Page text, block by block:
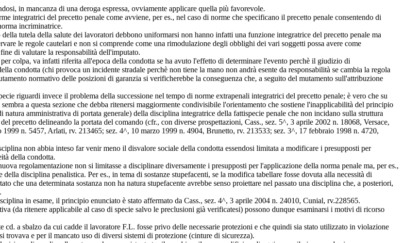
in mancanza di una deroga espressa, ovviamente applicare quella più favorevole.
integratrici del precetto penale come avviene, per es., nel caso di norme che specificano il precetto penale consentendo di
incriminatrice.
tutela della salute dei lavoratori debbono uniformarsi non hanno infatti una funzione integratrice del precetto penale ma
le regole cautelari e non si comprende come una rimodulazione degli obblighi dei vari soggetti possa avere come
di valutare la responsabilità dell'imputato.
colpa, va infatti riferita all'epoca della condotta se ha avuto l'effetto di determinare l'evento perchè il giudizio di
condotta (chi provoca un incidente stradale perchè non tiene la mano non andrà esente da responsabilità se cambia la regola
normativo delle posizioni di garanzia si verificherebbe la conseguenza che, a seguito del mutamento sull'attribuzione
riguardi invece il problema della successione nel tempo di norme extrapenali integratrici del precetto penale; è vero che su
a questa sezione che debba ritenersi maggiormente condivisibile l'orientamento che sostiene l'inapplicabilità del principio
amministrativa di portata generale) della disciplina integratrice della fattispecie penale che non incidano sulla struttura
precetto delineando la portata del comando (cfr., con diverse prospettazioni, Cass., sez. 5^, 3 aprile 2002 n. 18068, Versace,
n. 5457, Arlati, rv. 213465; sez. 4^, 10 marzo 1999 n. 4904, Brunetto, rv. 213533; sez. 3^, 17 febbraio 1998 n. 4720,
non abbia inteso far venir meno il disvalore sociale della condotta essendosi limitata a modificare i presupposti per
della condotta.
regolamentazione non si limitasse a disciplinare diversamente i presupposti per l'applicazione della norma penale ma, per es.,
disciplina penalistica. Per es., in tema di sostanze stupefacenti, se la modifica tabellare fosse dovuta alla necessità di
che una determinata sostanza non ha natura stupefacente avrebbe senso proiettare nel passato una disciplina che, a posteriori,
in esame, il principio enunciato è stato affermato da Cass., sez. 4^, 3 aprile 2004 n. 24010, Cunial, rv.228565.
(da ritenere applicabile al caso di specie salvo le preclusioni già verificatesi) possono dunque esaminarsi i motivi di ricorso
a sbalzo da cui cadde il lavoratore F.L. fosse privo delle necessarie protezioni e che quindi sia stato utilizzato in violazione
e per il mancato uso di diversi sistemi di protezione (cinture di sicurezza).